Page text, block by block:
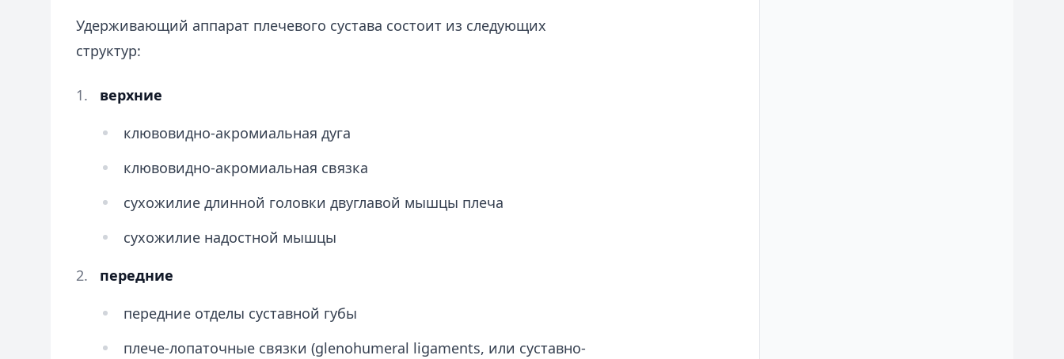
Удерживающий аппарат плечевого сустава состоит из следующих
структур:
верхние
клювовидно-акромиальная дуга
клювовидно-акромиальная связка
сухожилие длинной головки двуглавой мышцы плеча
сухожилие надостной мышцы
передние
передние отделы суставной губы
плече-лопаточные связки (glenohumeral ligaments, или суставно-